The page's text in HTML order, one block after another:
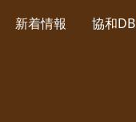
新着情報 協和DB